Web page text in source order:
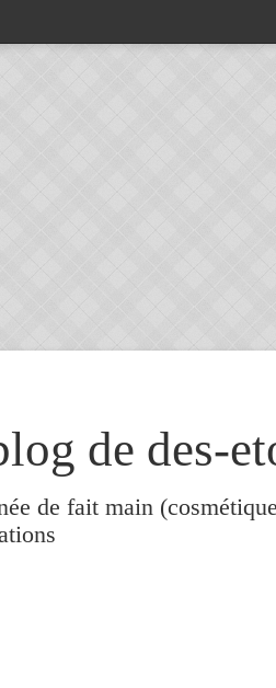
de des-
de fait main